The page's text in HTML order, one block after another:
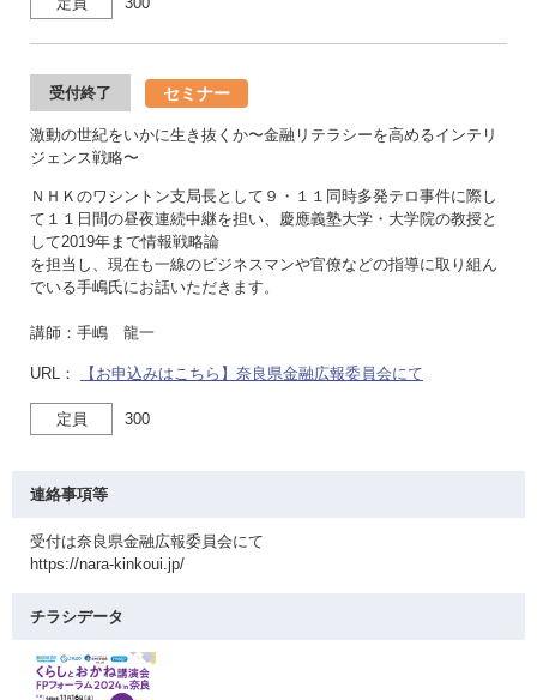
受付終了 セミナー
激動の世紀をいかに生き抜くか〜金融リテラシーを高めるインテリ
ジェンス戦略〜
ＮＨＫのワシントン支局長として９・１１同時多発テロ事件に際し
て１１日間の昼夜連続中継を担い、慶應義塾大学・大学院の教授と
して2019年まで情報戦略論
を担当し、現在も一線のビジネスマンや官僚などの指導に取り組ん
でいる手嶋氏にお話いただきます。
講師：手嶋 龍一
URL： 【お申込みはこちら】奈良県金融広報委員会にて
定員 300
連絡事項等
受付は奈良県金融広報委員会にて
https://nara-kinkoui.jp/
チラシデータ